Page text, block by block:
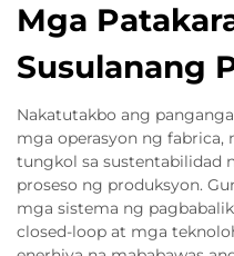
Mga
Susulanang
Nakatutakbo ang
mga operasyon ng
tungkol sa sustentabilidad
proseso ng produksyon.
mga sistema ng
closed-loop at mga